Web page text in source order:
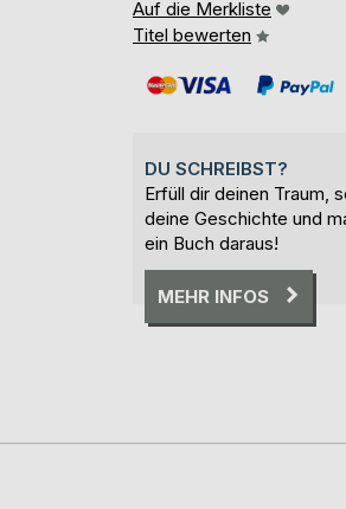
Auf die Merkliste
Titel bewerten
DU SCHREIBST?
Erfüll dir deinen Traum,
deine Geschichte und
ein Buch daraus!
MEHR INFOS